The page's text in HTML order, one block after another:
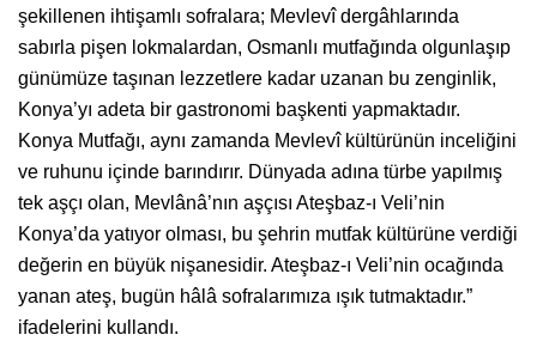
şekillenen ihtişamlı sofralara; Mevlevî dergâhlarında
sabırla pişen lokmalardan, Osmanlı mutfağında olgunlaşıp
günümüze taşınan lezzetlere kadar uzanan bu zenginlik,
Konya’yı adeta bir gastronomi başkenti yapmaktadır.
Konya Mutfağı, aynı zamanda Mevlevî kültürünün inceliğini
ve ruhunu içinde barındırır. Dünyada adına türbe yapılmış
tek aşçı olan, Mevlânâ’nın aşçısı Ateşbaz-ı Veli’nin
Konya’da yatıyor olması, bu şehrin mutfak kültürüne verdiği
değerin en büyük nişanesidir. Ateşbaz-ı Veli’nin ocağında
yanan ateş, bugün hâlâ sofralarımıza ışık tutmaktadır.”
ifadelerini kullandı.